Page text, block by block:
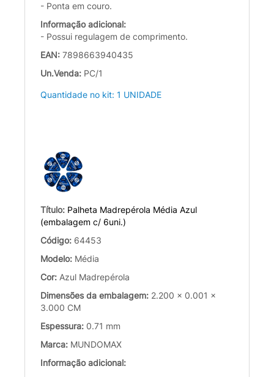
- Ponta em couro.
Informação adicional:
- Possui regulagem de comprimento.
EAN: 7898663940435
Un.Venda: PC/1
Quantidade no kit: 1 UNIDADE
Título: Palheta Madrepérola Média Azul
(embalagem c/ 6uni.)
Código: 64453
Modelo: Média
Cor: Azul Madrepérola
Dimensões da embalagem: 2.200 x 0.001 x
3.000 CM
Espessura: 0.71 mm
Marca: MUNDOMAX
Informação adicional: